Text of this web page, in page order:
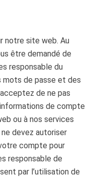
notre site web. Au
être demandé de
responsable du
mots de passe et des
de ne pas
de compte
ou à nos services
devez autoriser
compte pour
responsable de
par l’utilisation de